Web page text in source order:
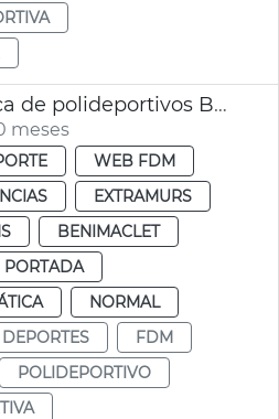
Mejora energética de polideportivos Beteró, Estadi del Turia y Benimaclet
meses
WEB FDM
EXTRAMURS
BENIMACLET
PORTADA
NORMAL
DEPORTES
FDM
POLIDEPORTIVO